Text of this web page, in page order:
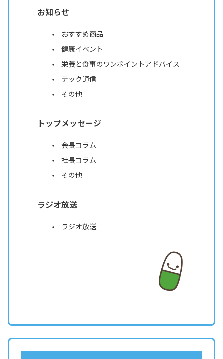
お知らせ
おすすめ商品
健康イベント
栄養と食事のワンポイントアドバイス
テック通信
その他
トップメッセージ
会長コラム
社長コラム
その他
ラジオ放送
ラジオ放送